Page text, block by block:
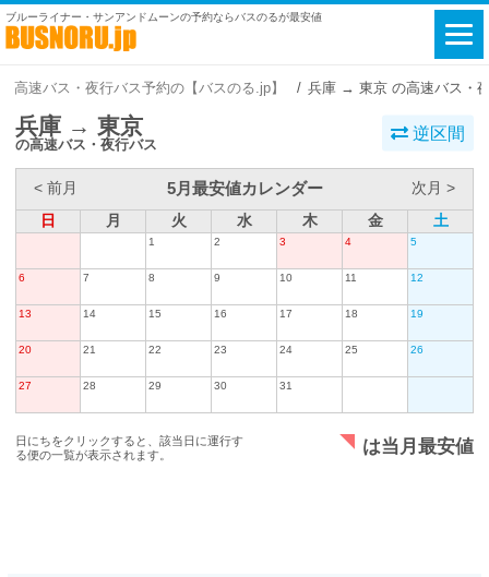
ブルーライナー・サンアンドムーンの予約ならバスのるが最安値
高速バス・夜行バス予約の【バスのる.jp】 兵庫 → 東京 の高速バス・
兵庫 → 東京
の高速バス・夜行バス
逆区間
< 前月 5月最安値カレンダー
次月 >
日
月 火 水 木 金 土
1 2 3 4 5
6 7 8 9 10 11 12
13 14 15 16 17 18 19
20 21 22 23 24 25 26
27 28 29 30 31
日にちをクリックすると、該当日に運行す
る便の一覧が表示されます。
は当月最安値